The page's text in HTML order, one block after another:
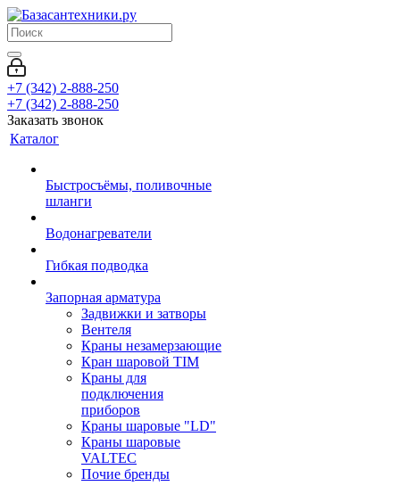
+7 (342) 2-888-250
+7 (342) 2-888-250
Заказать звонок
Каталог
Быстросъёмы, поливочные
шланги
Водонагреватели
Гибкая подводка
Запорная арматура
Задвижки и затворы
Вентеля
Краны незамерзающие
Кран шаровой TIM
Краны для
подключения
приборов
Краны шаровые "LD"
Краны шаровые
VALTEC
Почие бренды